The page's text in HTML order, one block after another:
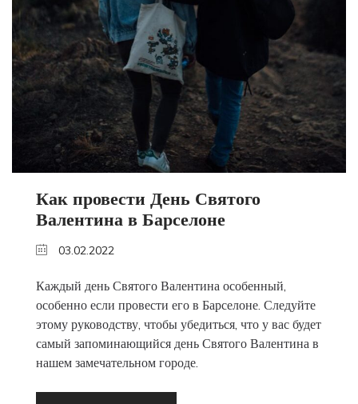
Как провести День Святого
Валентина в Барселоне
03.02.2022
Каждый день Святого Валентина особенный,
особенно если провести его в Барселоне. Следуйте
этому руководству, чтобы убедиться, что у вас будет
самый запоминающийся день Святого Валентина в
нашем замечательном городе.